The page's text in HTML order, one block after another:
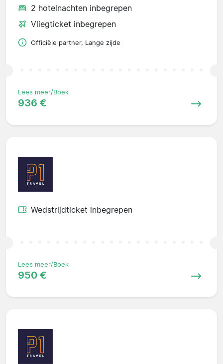
2 hotelnachten inbegrepen
Vliegticket inbegrepen
Officiële partner, Lange zijde
Lees meer/Boek
936 €
Wedstrijdticket inbegrepen
Lees meer/Boek
950 €